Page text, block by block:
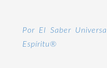
Por El Saber
Espíritu®